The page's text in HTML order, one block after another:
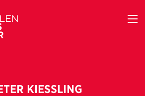
KIESSLING